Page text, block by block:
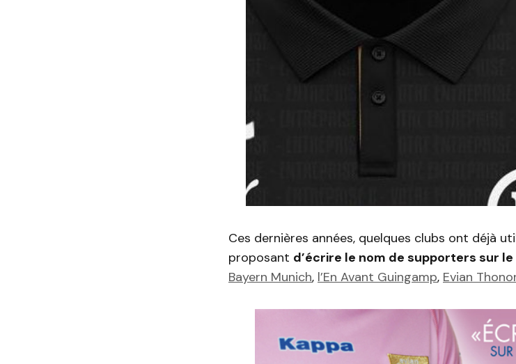
Ces dernières années, quelques clubs ont déjà
proposant d’écrire le nom de supporters sur
Bayern Munich, l’En Avant Guingamp, Evian